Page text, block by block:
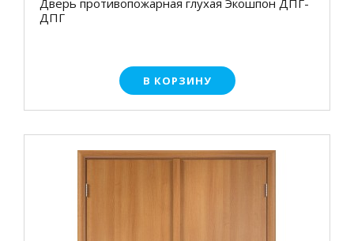
Дверь противопожарная глухая Экошпон ДПГ-
ДПГ
В КОРЗИНУ